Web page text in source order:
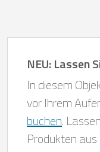
NEU: Lassen
In diesem
vor Ihrem
buchen.
Produkten